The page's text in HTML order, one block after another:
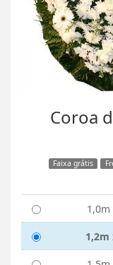
Coroa
Faixa grátis
1,0m
1,2m